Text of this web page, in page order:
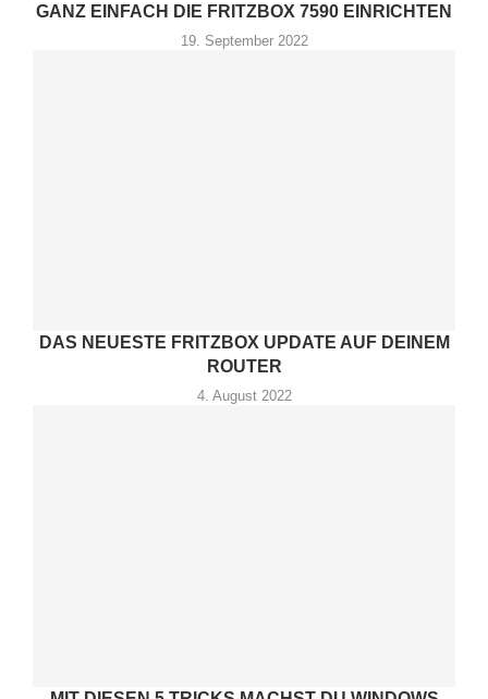
GANZ EINFACH DIE FRITZBOX 7590 EINRICHTEN
19. September 2022
DAS NEUESTE FRITZBOX UPDATE AUF DEINEM
ROUTER
4. August 2022